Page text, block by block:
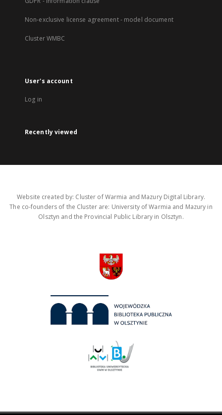
Non-exclusive license agreement - model document
Cluster WMBC
User's account
Log in
Recently viewed
Website created by: Cluster of Warmia and Mazury Digital Library.
The co-founders of the Cluster are: University of Warmia and Mazury in
Olsztyn and the Provincial Public Library in Olsztyn.